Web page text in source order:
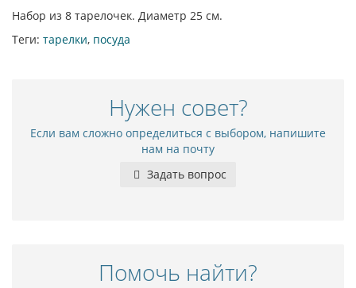
Набор из 8 тарелочек. Диаметр 25 см.
Теги: тарелки, посуда
Нужен совет?
Если вам сложно определиться с выбором, напишите
нам на почту
Задать вопрос
Помочь найти?